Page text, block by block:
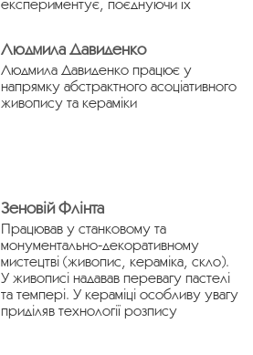
експериментує, поєднуючи їх
Людмила Давиденко
Людмила Давиденко працює у
напрямку абстрактного асоціативного
живопису та кераміки
Зеновій Флінта
Працював у станковому та
монументально-декоративному
мистецтві (живопис, кераміка, скло).
У живописі надавав перевагу пастелі
та темпері. У кераміці особливу увагу
приділяв технології розпису